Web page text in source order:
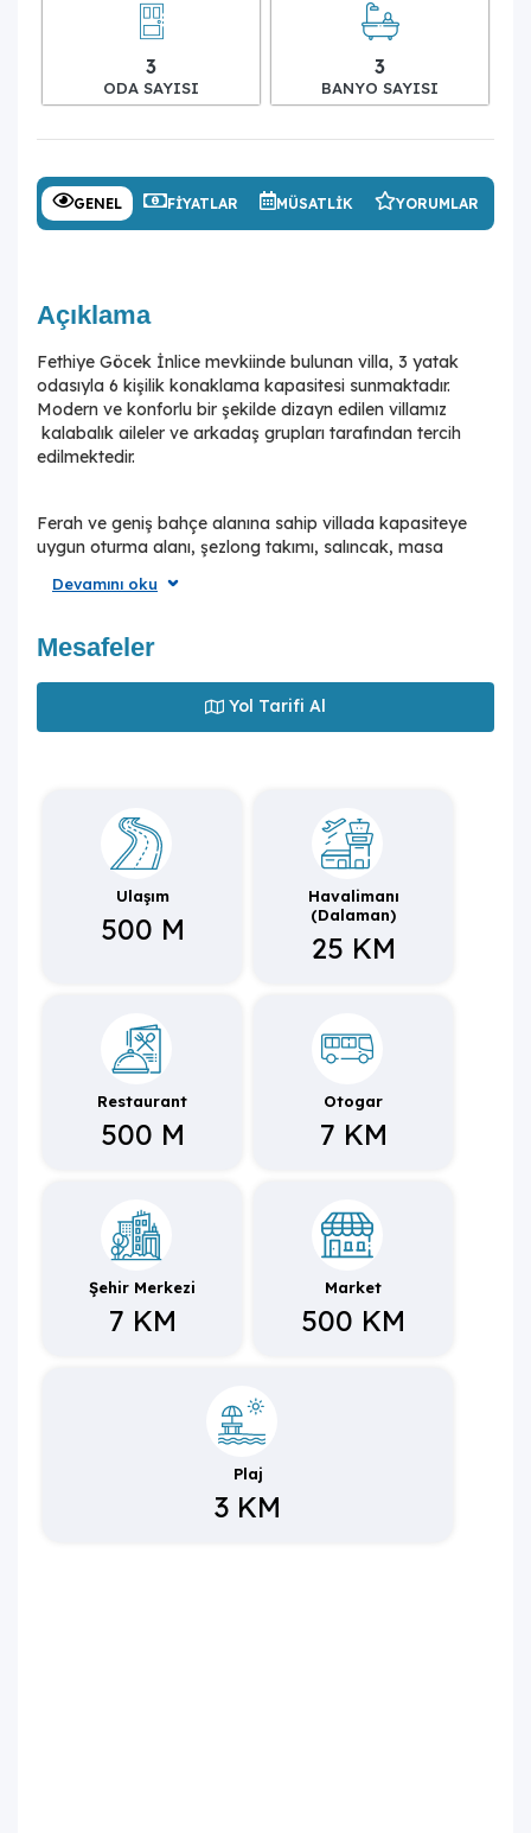
3
ODA SAYISI
3
BANYO SAYISI
GENEL FIYATLAR MÜSATLIK YORUMLAR
Açıklama
Fethiye Göcek İnlice mevkiinde bulunan villa, 3 yatak
odasıyla 6 kişilik konaklama kapasitesi sunmaktadır.
Modern ve konforlu bir şekilde dizayn edilen villamız
kalabalık aileler ve arkadaş grupları tarafından tercih
edilmektedir.
Ferah ve geniş bahçe alanına sahip villada kapasiteye
uygun oturma alanı, şezlong takımı, salıncak, masa
açılan konforlu oturma odası, ihtiyaçlarınızı karşılayacak
detayları sizleri memnun edecek, sevdiklerinizle ayrıcalıklı
kişilik yatak ve ebeveyn banyosu ;üçüncü yatak
odasında ise iki tek kişilik yatak bulunmaktadır.
değerli misafirlerini ağırlamayı beklemektedir.
NOT: Villamız %80 kısmi korunaklıdır.
1. Villa Knidos Duo nerede yer alır?
Villa Knidos Duo, Fethiye'nin Göcek İnlice mevkiinde yer
alan özel bir kiralık villadır.
2. Villa Knidos Duo kaç kişiliktir?
tarafından tercih edilmektedir.
Villada 3 yatak odası ve 3 banyo bulunur; toplam yatak
sayısı 4'tür.
Birinci yatak odasında 1 çift kişilik yatak, komodin,
banyo/WC, klima, elbise dolabı ve makyaj masası; ikinci
yatak odasında 1 çift kişilik yatak, komodin, banyo/WC,
klima ve elbise dolabı; üçüncü yatak odasında 2 tek kişilik
yatak, komodin, klima, elbise dolabı ve makyaj masası
Devamını oku
Mesafeler
Yol Tarifi Al
Ulaşım
500 M
Havalimanı
(Dalaman)
25 KM
Restaurant
500 M
Otogar
7 KM
Şehir Merkezi
7 KM
Market
500 KM
Plaj
3 KM